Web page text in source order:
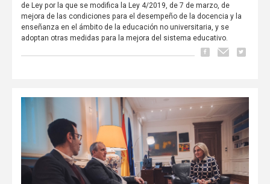
de Ley por la que se modifica la Ley 4/2019, de 7 de marzo, de
mejora de las condiciones para el desempeño de la docencia y la
enseñanza en el ámbito de la educación no universitaria, y se
adoptan otras medidas para la mejora del sistema educativo.